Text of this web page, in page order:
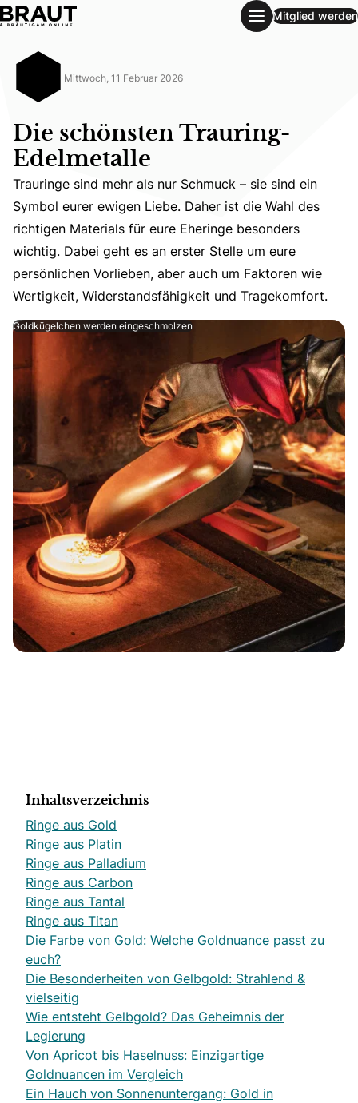
Mitglied werden
Mittwoch, 11 Februar 2026
Die schönsten Trauring-
Edelmetalle
Trauringe sind mehr als nur Schmuck – sie sind ein
Trauringe sind mehr als nur Schmuck – sie sind ein
Symbol eurer ewigen Liebe. Daher ist die Wahl des
richtigen Materials für eure Eheringe besonders
wichtig. Dabei geht es an erster Stelle um eure
persönlichen Vorlieben, aber auch um Faktoren wie
Wertigkeit, Widerstandsfähigkeit und Tragekomfort.
Goldkügelchen werden eingeschmolzen
Inhaltsverzeichnis
Ringe aus Gold
Ringe aus Platin
Ringe aus Palladium
Ringe aus Carbon
Ringe aus Tantal
Ringe aus Titan
Die Farbe von Gold: Welche Goldnuance passt zu
euch?
Die Besonderheiten von Gelbgold: Strahlend &
vielseitig
Wie entsteht Gelbgold? Das Geheimnis der
Legierung
Von Apricot bis Haselnuss: Einzigartige
Goldnuancen im Vergleich
Ein Hauch von Sonnenuntergang: Gold in